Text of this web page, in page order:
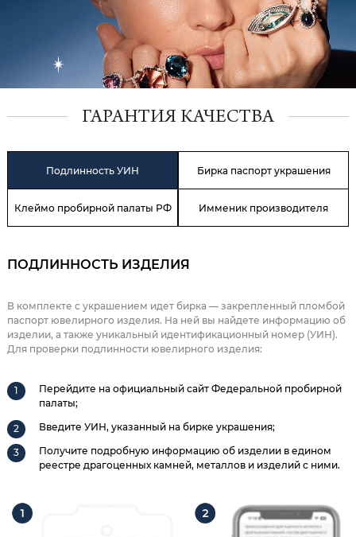
ГАРАНТИЯ КАЧЕСТВА
Подлинность УИН Бирка паспорт украшения
Клеймо пробирной палаты РФ Имменик производителя
ПОДЛИННОСТЬ ИЗДЕЛИЯ
В комплекте с украшением идет бирка — закрепленный пломбой
паспорт ювелирного изделия. На ней вы найдете информацию об
изделии, а также уникальный идентификационный номер (УИН).
Для проверки подлинности ювелирного изделия:
Перейдите на официальный сайт Федеральной пробирной
палаты;
Введите УИН, указанный на бирке украшения;
Получите подробную информацию об изделии в едином
реестре драгоценных камней, металлов и изделий с ними.